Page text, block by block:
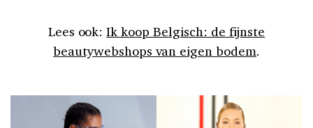
Lees ook:Ik koop Belgisch: de fijnste
beautywebshops van eigen bodem.